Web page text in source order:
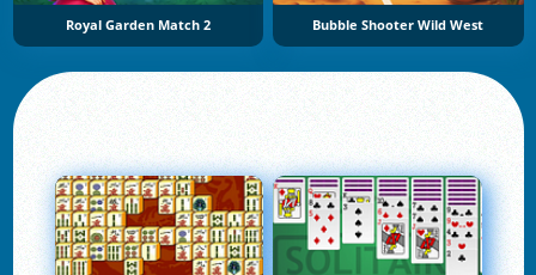
Royal Garden Match 2 Bubble Shooter Wild West